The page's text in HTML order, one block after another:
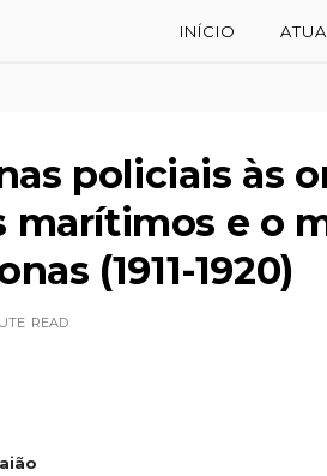
INÍCIO
policiais às
marítimos e o
(1911-1920)
READ